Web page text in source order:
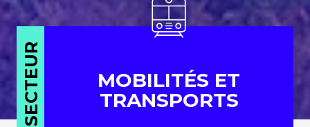
SECTEUR
MOBILITÉS ET
TRANSPORTS